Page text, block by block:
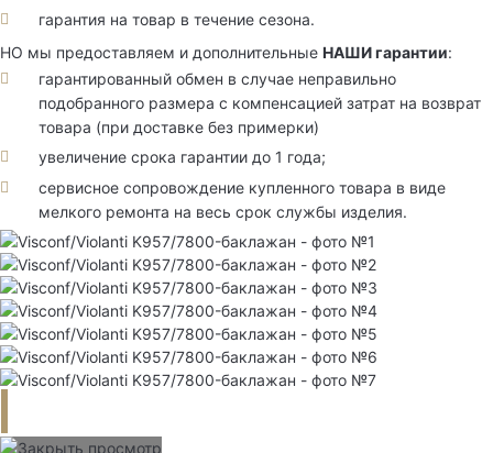
гарантия на товар в течение сезона.
НО мы предоставляем и дополнительные НАШИ гарантии:
гарантированный обмен в случае неправильно
подобранного размера с компенсацией затрат на возврат
товара (при доставке без примерки)
увеличение срока гарантии до 1 года;
сервисное сопровождение купленного товара в виде
мелкого ремонта на весь срок службы изделия.